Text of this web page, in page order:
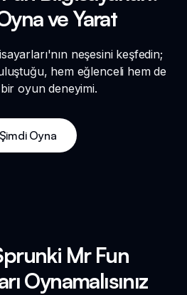
ve Yarat
neşesini keşfedin;
hem eğlenceli hem de
bir oyun deneyimi.
Şimdi Oyna
Mr Fun
Oynamalısınız